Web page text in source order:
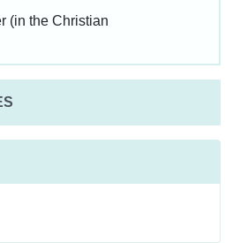
(in the Christian